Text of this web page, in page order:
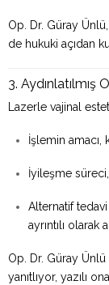
Op. Dr. Güray
de hukuki açıdan
3. Aydınlatılmış
Lazerle vajinal
İşlemin amacı,
İyileşme süreci,
Alternatif
ayrıntılı olarak
Op. Dr. Güray Ünlü
yanıtlıyor, yazılı